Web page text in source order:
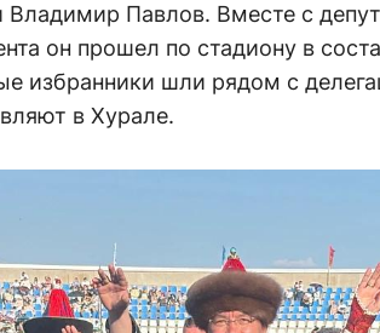
Владимир Павлов. Вместе с
он прошел по стадиону в
избранники шли рядом с
в Хурале.